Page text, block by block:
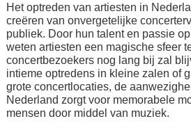
Het optreden van artiesten in
creëren van onvergetelijke
publiek. Door hun talent en passie
weten artiesten een magische sfeer
concertbezoekers nog lang bij zal
intieme optredens in kleine zalen of
grote concertlocaties, de
Nederland zorgt voor memorabele
mensen door middel van muziek.